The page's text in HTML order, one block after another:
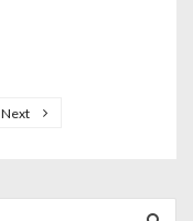
Next